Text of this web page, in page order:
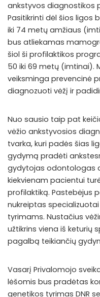
ankstyvos diagnostikos
Pasitikrinti dėl šios ligos
iki 74 metų amžiaus
bus atliekamas
šiol ši profilaktikos
50 iki 69 metų (imtinai).
veiksminga prevencinė
diagnozuoti vėžį ir
Nuo sausio taip pat
vėžio ankstyvosios
tvarka, kuri padės šias
gydymą pradėti
gydytojas odontologas
kiekvienam pacientui
profilaktiką. Pastebėjus
nukreiptas
tyrimams. Nustačius
užtikrins viena iš keturių
pagalbą teikiančių
Vasarį Privalomojo
lėšomis bus pradėtas
genetikos tyrimas DNR